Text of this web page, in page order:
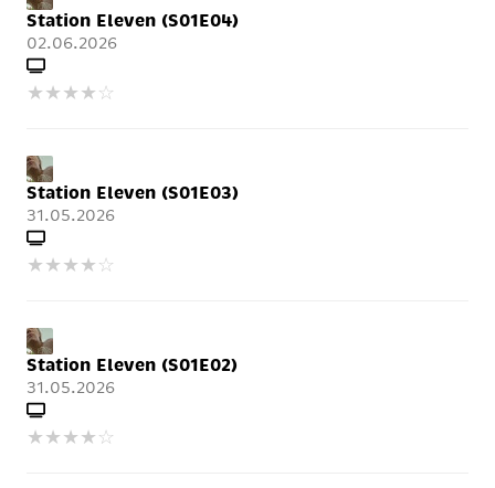
Station Eleven (S01E04)
02.06.2026
★ ★ ★ ★ ☆
Station Eleven (S01E03)
31.05.2026
★ ★ ★ ★ ☆
Station Eleven (S01E02)
31.05.2026
★ ★ ★ ★ ☆